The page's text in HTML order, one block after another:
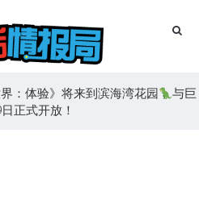
界：体验》将来到滨海湾花园
与巨
正式开放！